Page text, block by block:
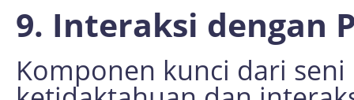
9. Interaksi dengan
Komponen kunci dari